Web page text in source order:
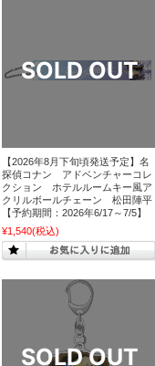
【2026年8月下旬頃発送予定】名
探偵コナン アドベンチャーコレ
クション ホテルルームキー風ア
クリルボールチェーン 松田陣平
【予約期間：2026年6/17～7/5】
¥1,540(税込)